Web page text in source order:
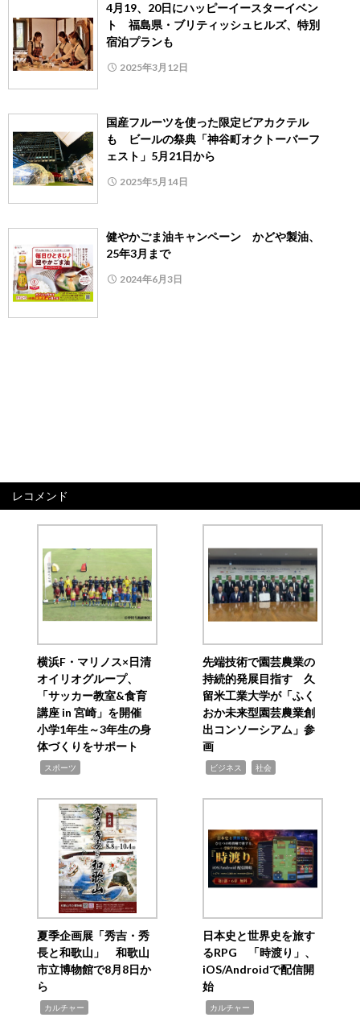
4月19、20日にハッピーイースターイベン
ト 福島県・ブリティッシュヒルズ、特別
宿泊プランも
2025年3月12日
国産フルーツを使った限定ビアカクテル
も ビールの祭典「神谷町オクトーバーフ
ェスト」5月21日から
2025年5月14日
健やかごま油キャンペーン かどや製油、
25年3月まで
2024年6月3日
レコメンド
横浜F・マリノス×日清
オイリオグループ、
「サッカー教室&食育
講座 in 宮崎」を開催
小学1年生～3年生の身
体づくりをサポート
スポーツ
先端技術で園芸農業の
持続的発展目指す 久
留米工業大学が「ふく
おか未来型園芸農業創
出コンソーシアム」参
画
ビジネス 社会
夏季企画展「秀吉・秀
長と和歌山」 和歌山
市立博物館で8月8日か
ら
カルチャー
日本史と世界史を旅す
るRPG 「時渡り」、
iOS/Androidで配信開
始
カルチャー